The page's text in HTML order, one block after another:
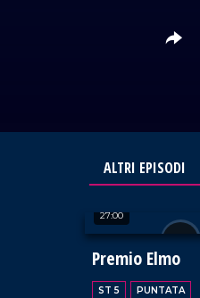
ALTRI EPISODI
27:00
Premio Elmo
ST 5 PUNTATA